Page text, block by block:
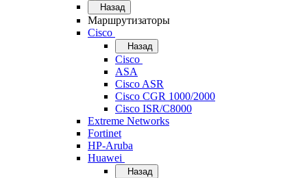
Назад
Маршрутизаторы
Cisco
Назад
Cisco
ASA
Cisco ASR
Cisco CGR 1000/2000
Cisco ISR/С8000
Extreme Networks
Fortinet
HP-Aruba
Huawei
Назад